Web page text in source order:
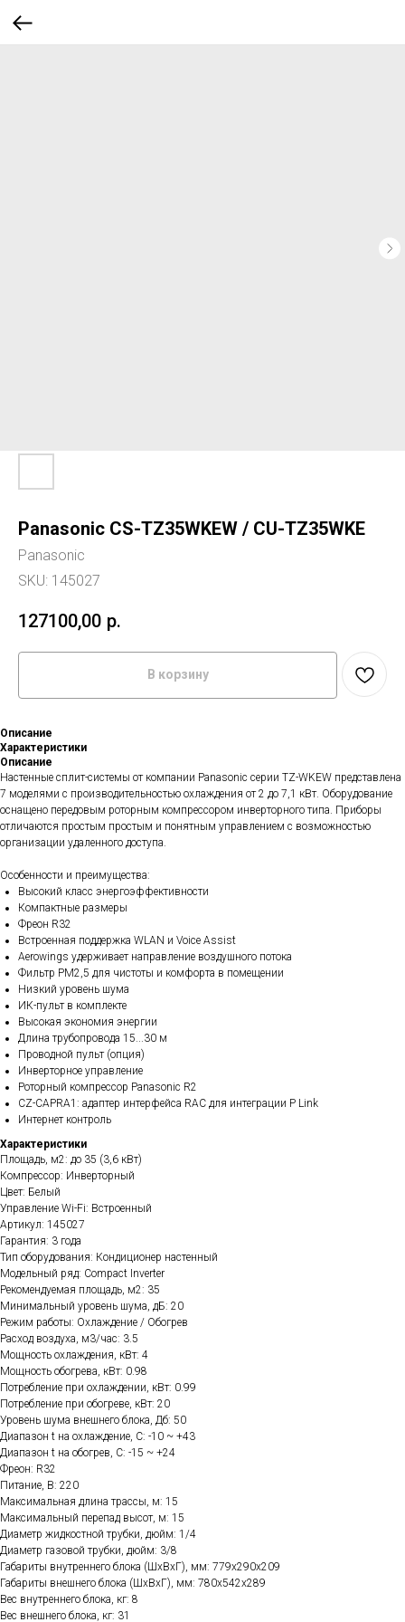
Panasonic CS-TZ35WKEW / CU-TZ35WKE
Panasonic
SKU: 145027
127100,00 р.
В корзину
Описание
Характеристики
Описание
Настенные сплит-системы от компании Panasonic серии TZ-WKEW представлена
7 моделями с производительностью охлаждения от 2 до 7,1 кВт. Оборудование
оснащено передовым роторным компрессором инверторного типа. Приборы
отличаются простым простым и понятным управлением с возможностью
организации удаленного доступа.
Особенности и преимущества:
Высокий класс энергоэффективности
Компактные размеры
Фреон R32
Встроенная поддержка WLAN и Voice Assist
Aerowings удерживает направление воздушного потока
Фильтр РМ2,5 для чистоты и комфорта в помещении
Низкий уровень шума
ИК-пульт в комплекте
Высокая экономия энергии
Длина трубопровода 15...30 м
Проводной пульт (опция)
Инверторное управление
Роторный компрессор Panasonic R2
CZ-CAPRA1: адаптер интерфейса RAC для интеграции P Link
Интернет контроль
Характеристики
Площадь, м2: до 35 (3,6 кВт)
Компрессор: Инверторный
Цвет: Белый
Управление Wi-Fi: Встроенный
Артикул: 145027
Гарантия: 3 года
Тип оборудования: Кондиционер настенный
Модельный ряд: Compact Inverter
Рекомендуемая площадь, м2: 35
Минимальный уровень шума, дБ: 20
Режим работы: Охлаждение / Обогрев
Расход воздуха, м3/час: 3.5
Мощность охлаждения, кВт: 4
Мощность обогрева, кВт: 0.98
Потребление при охлаждении, кВт: 0.99
Потребление при обогреве, кВт: 20
Уровень шума внешнего блока, Дб: 50
Диапазон t на охлаждение, C: -10 ~ +43
Диапазон t на обогрев, C: -15 ~ +24
Фреон: R32
Питание, В: 220
Максимальная длина трассы, м: 15
Максимальный перепад высот, м: 15
Диаметр жидкостной трубки, дюйм: 1/4
Диаметр газовой трубки, дюйм: 3/8
Габариты внутреннего блока (ШхВхГ), мм: 779х290х209
Габариты внешнего блока (ШхВхГ), мм: 780х542х289
Вес внутреннего блока, кг: 8
Вес внешнего блока, кг: 31